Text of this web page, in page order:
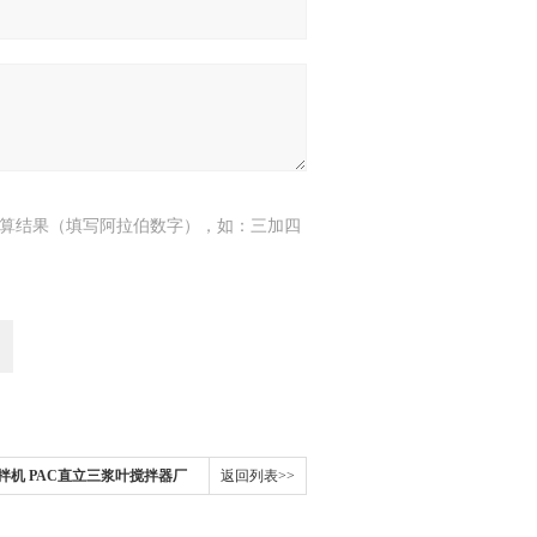
结果（填写阿拉伯数字），如：三加四
机 PAC直立三浆叶搅拌器厂 返回列表>>